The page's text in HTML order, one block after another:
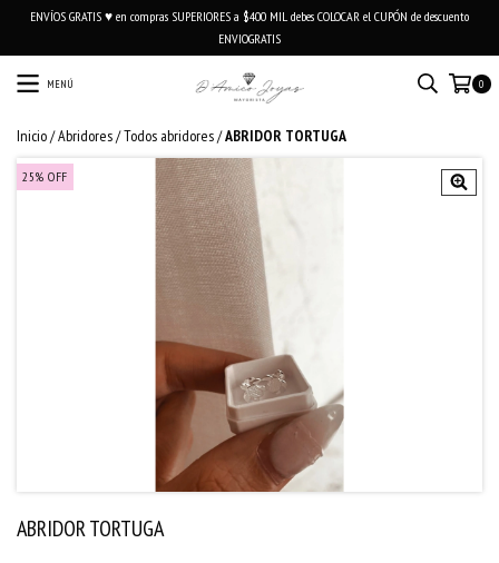
ENVÍOS GRATIS ♥ en compras SUPERIORES a $400 MIL debes COLOCAR el CUPÓN de descuento
ENVIOGRATIS
MENÚ 0
Inicio/Abridores/Todos abridores/ABRIDOR TORTUGA
25% OFF
ABRIDOR TORTUGA